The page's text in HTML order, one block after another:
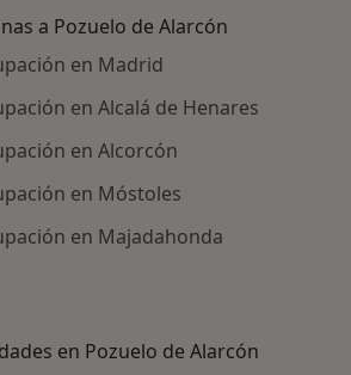
a Pozuelo de Alarcón
en Madrid
en Alcalá de Henares
en Alcorcón
en Móstoles
en Majadahonda
en Pozuelo de Alarcón